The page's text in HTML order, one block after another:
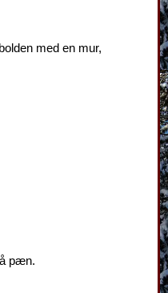
med en mur,
pæn.